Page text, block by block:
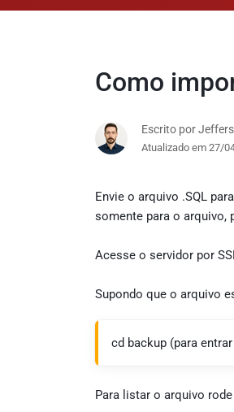
Como
Escrito por
Atualizado em 27/
Envie o arquivo .SQL
somente para o arquivo,
Acesse o servidor por
Supondo que o arquivo
cd backup (para
Para listar o arquivo